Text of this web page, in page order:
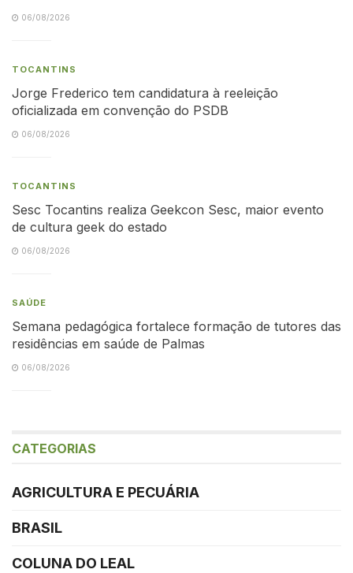
06/08/2026
TOCANTINS
Jorge Frederico tem candidatura à reeleição
oficializada em convenção do PSDB
06/08/2026
TOCANTINS
Sesc Tocantins realiza Geekcon Sesc, maior evento
de cultura geek do estado
06/08/2026
SAÚDE
Semana pedagógica fortalece formação de tutores das
residências em saúde de Palmas
06/08/2026
CATEGORIAS
AGRICULTURA E PECUÁRIA
BRASIL
COLUNA DO LEAL